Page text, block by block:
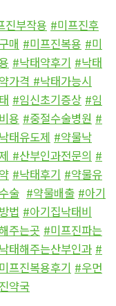
진부작용 #미프진후
매 #미프진복용 #미
#낙태약후기 #낙태
가격 #낙태가능시
#임신초기증상 #임
용 #중절수술병원 #
태유도제 #약물낙
#산부인과전문의 #
#낙태후기 #약물유
술 #약물배출 #아기
법 #아기집낙태비
주는곳 #미프진파는
태해주는산부인과 #
프진복용후기 #우먼
약국